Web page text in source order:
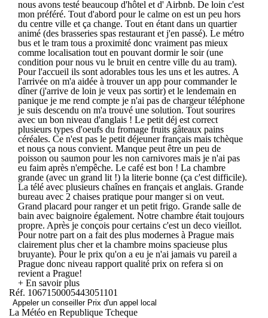
nous avons testé beaucoup d'hôtel et d' Airbnb. De loin c'est
mon préféré. Tout d'abord pour le calme on est un peu hors
du centre ville et ça change. Tout en étant dans un quartier
animé (des brasseries spas restaurant et j'en passé). Le métro
bus et le tram tous a proximité donc vraiment pas mieux
comme localisation tout en pouvant dormir le soir (une
condition pour nous vu le bruit en centre ville du au tram).
Pour l'accueil ils sont adorables tous les uns et les autres. A
l'arrivée on m'a aidée à trouver un app pour commander le
dîner (j'arrive de loin je veux pas sortir) et le lendemain en
panique je me rend compte je n'ai pas de chargeur téléphone
je suis descendu on m'a trouvé une solution. Tout sourires
avec un bon niveau d'anglais ! Le petit déj est correct
plusieurs types d'oeufs du fromage fruits gâteaux pains
céréales. Ce n'est pas le petit déjeuner français mais tchèque
et nous ça nous convient. Manque peut être un peu de
poisson ou saumon pour les non carnivores mais je n'ai pas
eu faim après n'empêche. Le café est bon ! La chambre
grande (avec un grand lit !) la literie bonne (ça c'est difficile).
La télé avec plusieurs chaînes en français et anglais. Grande
bureau avec 2 chaises pratique pour manger si on veut.
Grand placard pour ranger et un petit frigo. Grande salle de
bain avec baignoire également. Notre chambre était toujours
propre. Après je conçois pour certains c'est un deco vieillot.
Pour notre part on a fait des plus modernes à Prague mais
clairement plus cher et la chambre moins spacieuse plus
bruyante). Pour le prix qu'on a eu je n'ai jamais vu pareil a
Prague donc niveau rapport qualité prix on refera si on
revient a Prague!
+ En savoir plus
Réf. 1067150005443051101
Appeler un conseiller Prix d'un appel local
La Météo en Republique Tcheque